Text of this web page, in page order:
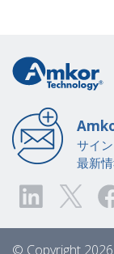
サイ
最新
© Copyright